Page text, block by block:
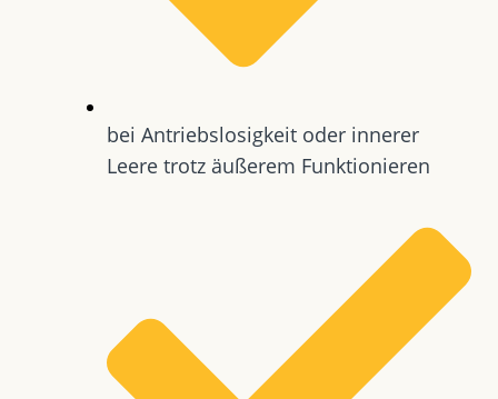
bei Antriebslosigkeit oder innerer
Leere trotz äußerem Funktionieren